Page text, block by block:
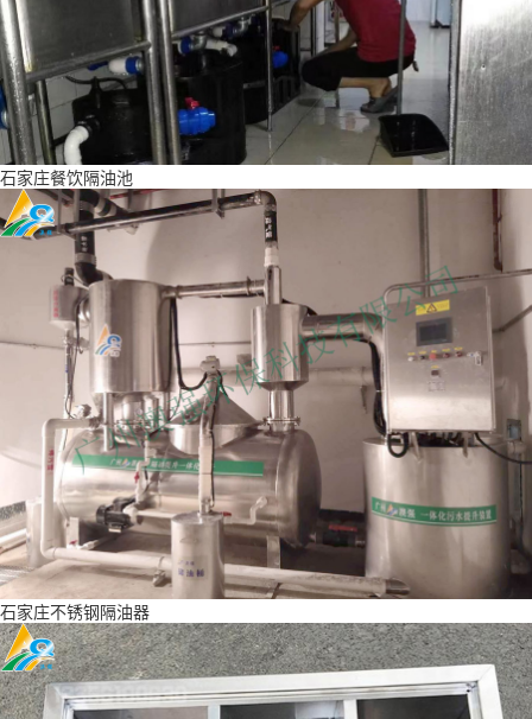
石家庄餐饮隔油池
石家庄不锈钢隔油器